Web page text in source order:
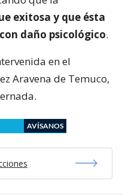
exitosa y que ésta
daño psicológico.
en el
Aravena de Temuco,
AVÍSANOS